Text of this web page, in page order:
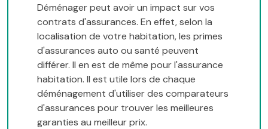
Déménager peut avoir un impact sur vos
contrats d'assurances. En effet, selon la
localisation de votre habitation, les primes
d'assurances auto ou santé peuvent
différer. Il en est de même pour l'assurance
habitation. Il est utile lors de chaque
déménagement d'utiliser des comparateurs
d'assurances pour trouver les meilleures
garanties au meilleur prix.